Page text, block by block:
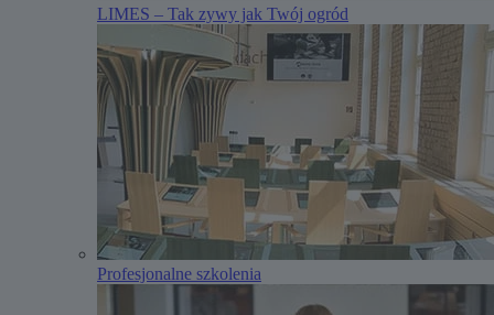
LIMES – Tak zywy jak Twój ogród
Profesjonalne szkolenia